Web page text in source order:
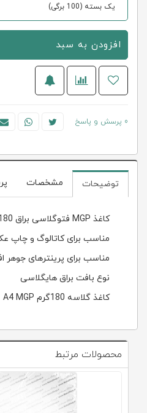
یک بسته (100 برگی)
افزودن به سبد
0 پرسش و پاسخ
توضیحات مشخصات
کاغذ MGP فتوگلاسی براق 180 گرم 100برگی A4
مناسب برای کاتالوگ و چاپ
مناسب برای پرینترهای جوهر
نوع بافت براق هایگلاسی
کاغذ گلاسه 180گرم A4 MGP
محصولات مرتبط